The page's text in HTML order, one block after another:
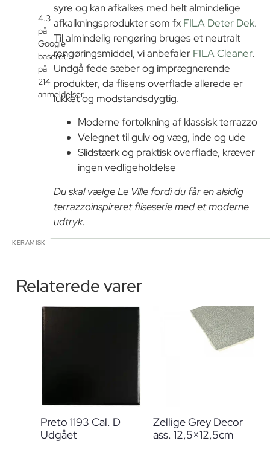
KERAMISK
4.3
på
Google
baseret
på
214
anmeldelser
syre og kan afkalkes med helt almindelige
afkalkningsprodukter som fx FILA Deter Dek.
Til almindelig rengøring bruges et neutralt
rengøringsmiddel, vi anbefaler FILA Cleaner.
Undgå fede sæber og imprægnerende
produkter, da flisens overflade allerede er
lukket og modstandsdygtig.
Moderne fortolkning af klassisk terrazzo
Velegnet til gulv og væg, inde og ude
Slidstærk og praktisk overflade, kræver
ingen vedligeholdelse
Du skal vælge Le Ville fordi du får en alsidig
terrazzoinspireret fliseserie med et moderne
udtryk.
Relaterede varer
Preto 1193 Cal. D
Udgået
Zellige Grey Decor
ass. 12,5×12,5cm